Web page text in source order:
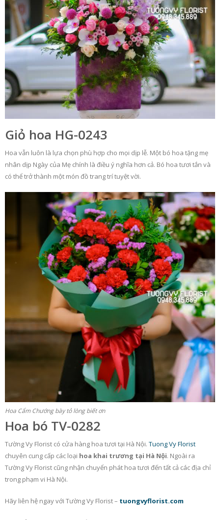
Giỏ hoa HG-0243
Hoa vẫn luôn là lựa chọn phù hợp cho mọi dịp lễ. Một bó hoa tặng mẹ
nhân dịp Ngày của Mẹ chính là điều ý nghĩa hơn cả. Bó hoa tươi tắn và
có thể trở thành một món đồ trang trí tuyệt vời.
Hoa Cẩm Chướng bày tỏ lòng biết ơn
Hoa bó TV-0282
Tường Vy Florist có cửa hàng hoa tươi tại Hà Nội. Tuong Vy Florist
chuyên cung cấp các loại hoa khai trương tại Hà Nội. Ngoài ra
Tường Vy Florist cũng nhận chuyển phát hoa tươi đến tất cả các địa chỉ
trong phạm vi Hà Nội.
Hãy liên hệ ngay với Tường Vy Florist – tuongvyflorist.com